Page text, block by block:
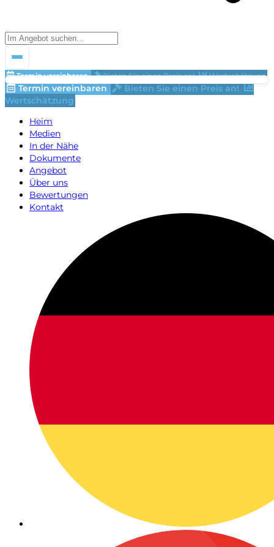
Termin vereinbaren Bieten Sie einen Preis an! Wertschätzung
Termin vereinbaren
Bieten Sie einen Preis an!
Wertschätzung
Heim
Medien
In der Nähe
Dokumente
Angebot
Über uns
Bewertungen
Kontakt